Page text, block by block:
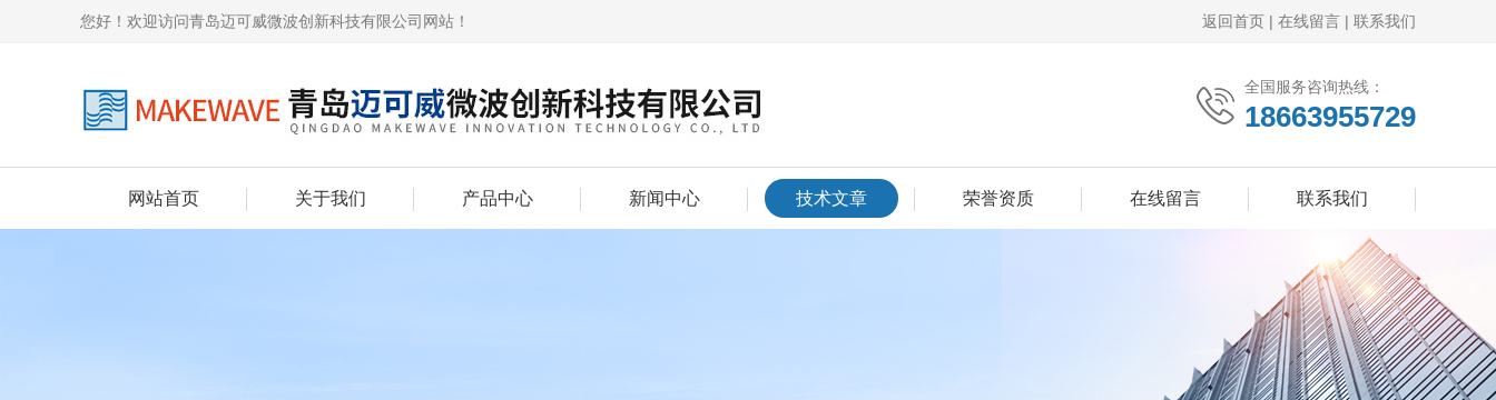
您好！欢迎访问青岛迈可威微波创新科技有限公司网站！ 返回首页 | 在线留言 | 联系我们
全国服务咨询热线：
18663955729
网站首页 关于我们 产品中心 新闻中心 技术文章 荣誉资质 在线留言 联系我们